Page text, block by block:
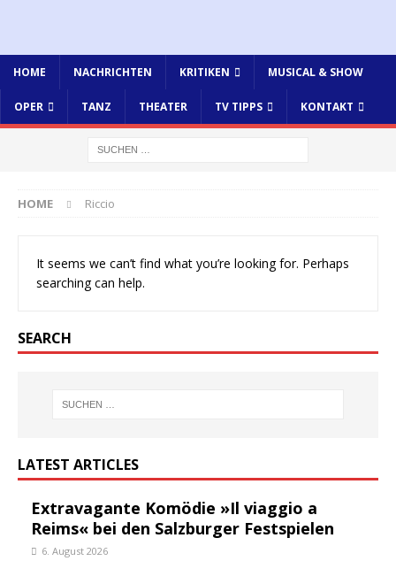
HOME NACHRICHTEN KRITIKEN MUSICAL & SHOW
OPER TANZ THEATER TV TIPPS KONTAKT
HOME Riccio
It seems we can’t find what you’re looking for. Perhaps
searching can help.
SEARCH
LATEST ARTICLES
Extravagante Komödie »Il viaggio a
Reims« bei den Salzburger Festspielen
6. August 2026